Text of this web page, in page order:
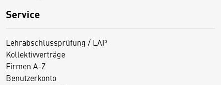
Service
Lehrabschlussprüfung / LAP
Kollektivverträge
Firmen A-Z
Benutzerkonto